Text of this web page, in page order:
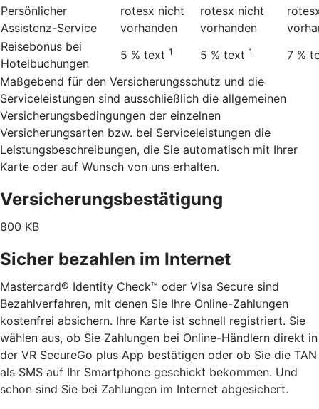
Persönlicher
Assistenz-Service
rotesx nicht
vorhanden
rotesx nicht
vorhanden
Reisebonus bei
Hotelbuchungen
5 % text 1 5 % text 1 7 %
Maßgebend für den Versicherungsschutz und die
Serviceleistungen sind ausschließlich die allgemeinen
Versicherungsbedingungen der einzelnen
Versicherungsarten bzw. bei Serviceleistungen die
Leistungsbeschreibungen, die Sie automatisch mit Ihrer
Karte oder auf Wunsch von uns erhalten.
Versicherungsbestätigung
800 KB
Sicher bezahlen im Internet
Mastercard® Identity Check™ oder Visa Secure sind
Bezahlverfahren, mit denen Sie Ihre Online-Zahlungen
kostenfrei absichern. Ihre Karte ist schnell registriert. Sie
wählen aus, ob Sie Zahlungen bei Online-Händlern direkt in
der VR SecureGo plus App bestätigen oder ob Sie die TAN
als SMS auf Ihr Smartphone geschickt bekommen. Und
schon sind Sie bei Zahlungen im Internet abgesichert.